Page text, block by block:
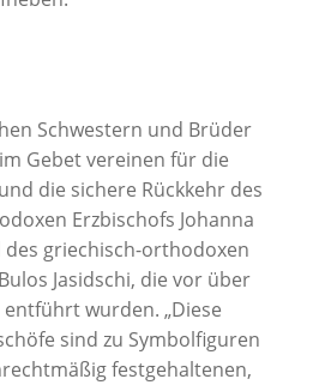
Schwestern und Brüder
Gebet vereinen für die
die sichere Rückkehr des
Erzbischofs Johanna
griechisch-orthodoxen
Jasidschi, die vor über
entführt wurden. „Diese
sind zu Symbolfiguren
festgehaltenen,